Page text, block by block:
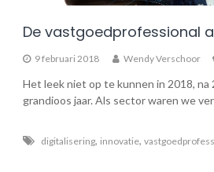
De vastgoedprofessional
9 februari 2018 Wendy Verschoor
Het leek niet op te kunnen in 2018, na
grandioos jaar. Als sector waren we
digitalisering, innovatie,